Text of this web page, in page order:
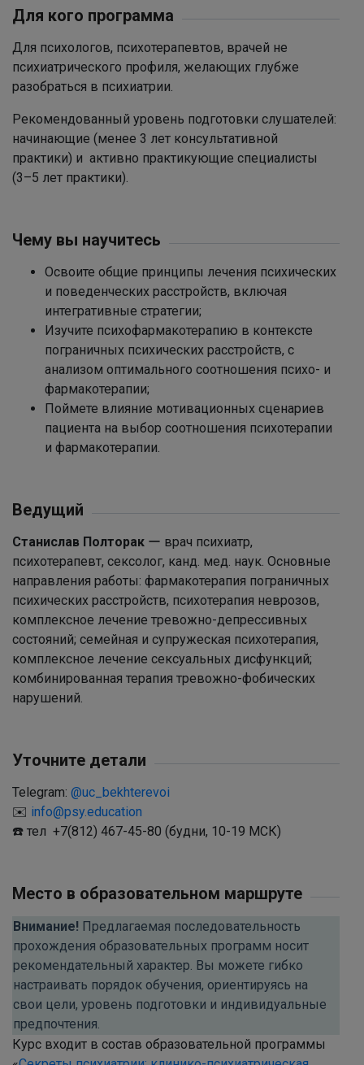
Для кого программа
Для психологов, психотерапевтов, врачей не
психиатрического профиля, желающих глубже
разобраться в психиатрии.
Рекомендованный уровень подготовки слушателей:
начинающие (менее 3 лет консультативной
практики) и активно практикующие специалисты
(3–5 лет практики).
Чему вы научитесь
Освоите общие принципы лечения психических
и поведенческих расстройств, включая
интегративные стратегии;
Изучите психофармакотерапию в контексте
пограничных психических расстройств, с
анализом оптимального соотношения психо- и
фармакотерапии;
Поймете влияние мотивационных сценариев
пациента на выбор соотношения психотерапии
и фармакотерапии.
Ведущий
Станислав Полторак ー врач психиатр,
психотерапевт, сексолог, канд. мед. наук. Основные
направления работы: фармакотерапия пограничных
психических расстройств, психотерапия неврозов,
комплексное лечение тревожно-депрессивных
состояний; семейная и супружеская психотерапия,
комплексное лечение сексуальных дисфункций;
комбинированная терапия тревожно-фобических
нарушений.
Уточните детали
Telegram: @uc_bekhterevoi
✉️ info@psy.education
☎️ тел +7(812) 467-45-80 (будни, 10-19 МСК)
Место в образовательном маршруте
Внимание! Предлагаемая последовательность
прохождения образовательных программ носит
рекомендательный характер. Вы можете гибко
настраивать порядок обучения, ориентируясь на
свои цели, уровень подготовки и индивидуальные
предпочтения.
Курс входит в состав образовательной программы